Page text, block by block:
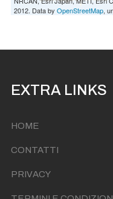
2012. Data by OpenStreetMap,
EXTRA LINKS
HOME
CONTATTI
PRIVACY